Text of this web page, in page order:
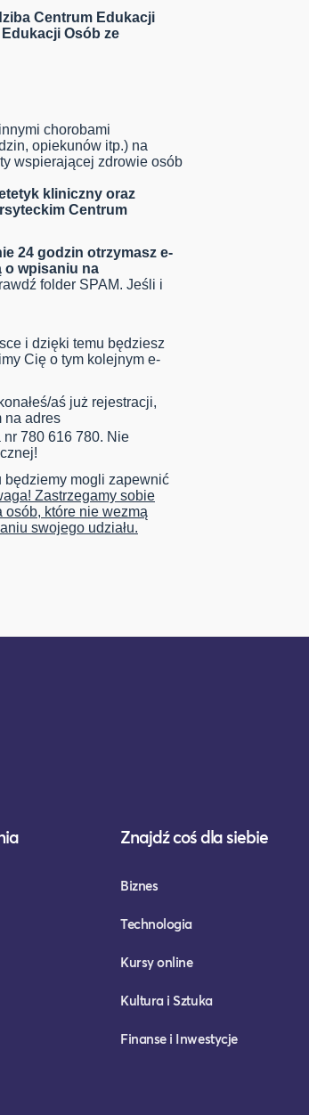
Centrum Edukacji
Osób ze
chorobami
opiekunów itp.) na
wspierającej zdrowie osób
kliniczny oraz
Centrum
24 godzin otrzymasz e-
o wpisaniu na
folder SPAM. Jeśli i
i dzięki temu będziesz
Cię o tym kolejnym e-
aś już rejestracji,
na adres
nr 780 616 780. Nie
będziemy mogli zapewnić
Zastrzegamy sobie
które nie wezmą
swojego udziału.
Znajdź coś dla siebie
Biznes
Technologia
Kursy online
Kultura i Sztuka
Finanse i Inwestycje